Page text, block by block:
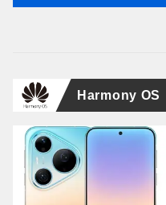
151,300円
265,900円
Harmony OS